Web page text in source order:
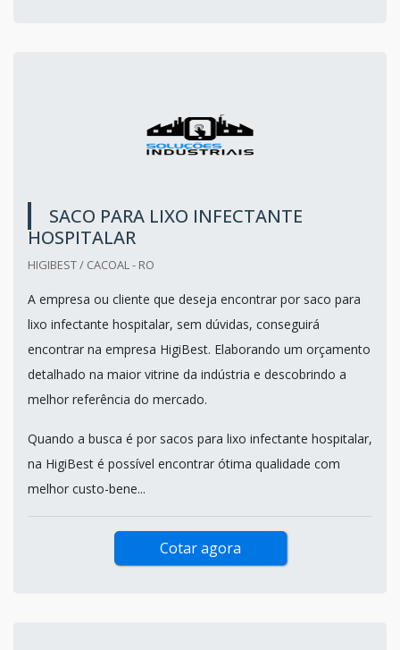
SACO PARA LIXO INFECTANTE
HOSPITALAR
HIGIBEST / CACOAL - RO
A empresa ou cliente que deseja encontrar por saco para
lixo infectante hospitalar, sem dúvidas, conseguirá
encontrar na empresa HigiBest. Elaborando um orçamento
detalhado na maior vitrine da indústria e descobrindo a
melhor referência do mercado.
Quando a busca é por sacos para lixo infectante hospitalar,
na HigiBest é possível encontrar ótima qualidade com
melhor custo-bene...
Cotar agora